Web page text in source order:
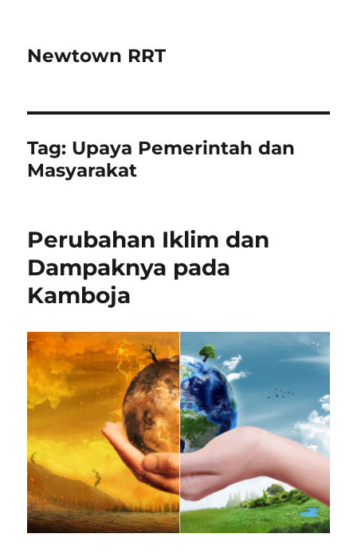
Newtown RRT
Tag: Upaya Pemerintah dan
Masyarakat
Perubahan Iklim dan
Dampaknya pada
Kamboja